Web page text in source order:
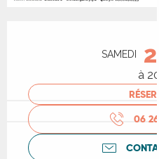
Ouverture et
SAMEDI 26
à
06